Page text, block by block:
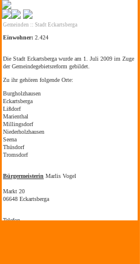
Gemeinden :: Stadt Eckartsberga
Einwohner: 2.424
Die Stadt Eckartsberga wurde am 1. Juli 2009 im Zuge
der Gemeindegebietsreform gebildet.
Zu ihr gehören folgende Orte:
Burgholzhausen
Eckartsberga
Lißdorf
Marienthal
Millingsdorf
Niederholzhausen
Seena
Thüsdorf
Tromsdorf
Bürgermeisterin Marlis Vogel
Markt 20
06648 Eckartsberga
Telefon